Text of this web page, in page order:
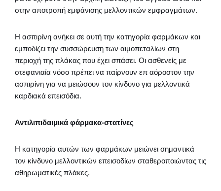
στην αποτροπή εμφάνισης μελλοντικών εμφραγμάτων.
Η ασπιρίνη ανήκει σε αυτή την κατηγορία φαρμάκων και
εμποδίζει την συσσώρευση των αιμοπεταλίων στη
περιοχή της πλάκας που έχει σπάσει. Οι ασθενείς με
στεφανιαία νόσο πρέπει να παίρνουν επ αόροστον την
ασπιρίνη για να μειώσουν τον κίνδυνο για μελλοντικά
καρδιακά επεισόδια.
Αντιλιπιδαιμικά φάρμακα-στατίνες
Η κατηγορία αυτών των φαρμάκων μειώνει σημαντικά
τον κίνδυνο μελλοντικών επεισοδίων σταθεροποιώντας τις
αθηρωματικές πλάκες.